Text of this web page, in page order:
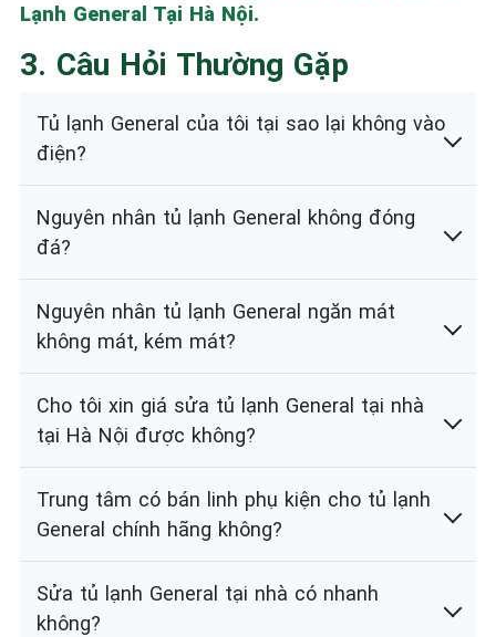
Lạnh General Tại Hà Nội.
3. Câu Hỏi Thường Gặp
Tủ lạnh General của tôi tại sao lại không vào
điện?
Nguyên nhân tủ lạnh General không đóng
đá?
Nguyên nhân tủ lạnh General ngăn mát
không mát, kém mát?
Cho tôi xin giá sửa tủ lạnh General tại nhà
tại Hà Nội được không?
Trung tâm có bán linh phụ kiện cho tủ lạnh
General chính hãng không?
Sửa tủ lạnh General tại nhà có nhanh
không?